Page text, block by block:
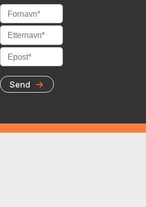
Fornavn*
Etternavn*
Epost*
Send →